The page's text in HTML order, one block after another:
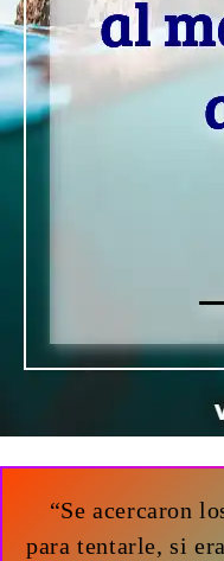
“Se acercaron
para tentarle, si